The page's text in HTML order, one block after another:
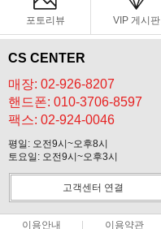
포토리뷰 VIP 게시판
CS CENTER
매장: 02-926-8207
핸드폰: 010-3706-8597
팩스: 02-924-0046
평일: 오전9시~오후8시
토요일: 오전9시~오후3시
고객센터 연결
이용안내 이용약관